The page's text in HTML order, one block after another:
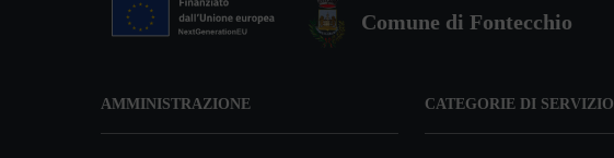
Comune di Fontecchio
AMMINISTRAZIONE CATEGORIE DI SERVIZIO